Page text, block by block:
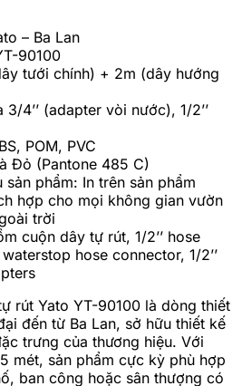
– Ba Lan
90100
tưới chính) + 2m (dây hướng
3/4’’ (adapter vòi nước), 1/2’’
POM, PVC
Đỏ (Pantone 485 C)
sản phẩm: In trên sản phẩm
hợp cho mọi không gian vườn
trời
cuộn dây tự rút, 1/2’’ hose
waterstop hose connector, 1/2’’
rút Yato YT-90100 là dòng thiết
đến từ Ba Lan, sở hữu thiết kế
trưng của thương hiệu. Với
mét, sản phẩm cực kỳ phù hợp
ban công hoặc sân thượng có